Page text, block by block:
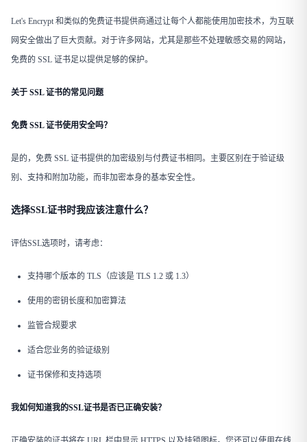
Let's Encrypt 和类似的免费证书提供商通过让每个人都能使用加密技术，为互联
网安全做出了巨大贡献。对于许多网站，尤其是那些不处理敏感交易的网站，
免费的 SSL 证书足以提供足够的保护。
关于 SSL 证书的常见问题
免费 SSL 证书使用安全吗？
是的，免费 SSL 证书提供的加密级别与付费证书相同。主要区别在于验证级
别、支持和附加功能，而非加密本身的基本安全性。
选择SSL证书时我应该注意什么？
评估SSL选项时，请考虑：
支持哪个版本的 TLS（应该是 TLS 1.2 或 1.3）
使用的密钥长度和加密算法
监管合规要求
适合您业务的验证级别
证书保修和支持选项
我如何知道我的SSL证书是否已正确安装？